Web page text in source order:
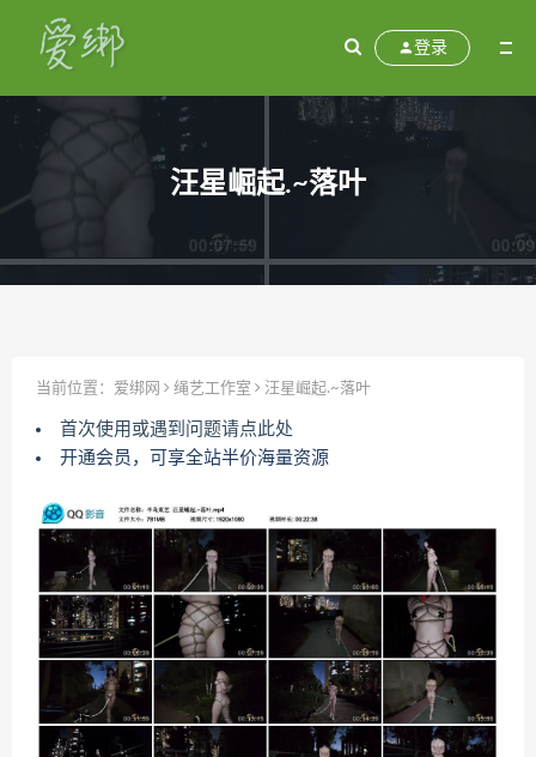
登录
汪星崛起.~落叶
当前位置： 爱绑网 绳艺工作室 汪星崛起.~落叶
首次使用或遇到问题请点此处
开通会员，可享全站半价海量资源